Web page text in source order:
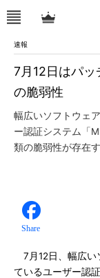
速報
7月12日はパ
の脆弱性
幅広いソフトウェ
ー認証システム「
類の脆弱性が存在す
Share
7月12日、幅広い
ているユーザー認